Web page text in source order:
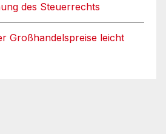
des Steuerrechts
Großhandelspreise leicht